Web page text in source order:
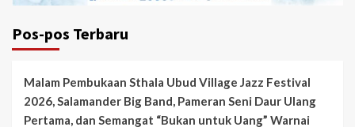
Pos-pos Terbaru
Malam Pembukaan Sthala Ubud Village Jazz Festival
2026, Salamander Big Band, Pameran Seni Daur Ulang
Pertama, dan Semangat “Bukan untuk Uang” Warnai